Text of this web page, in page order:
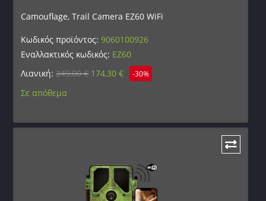
Camouflage, Trail Camera EZ60 WiFi
Κωδικός προϊόντος:9060100926
Εναλλακτικός κωδικός: EZ60
Λιανική:249,00€ 174,30€ -30%
Σε απόθεμα